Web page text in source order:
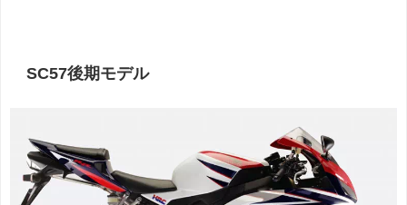
SC57後期モデル